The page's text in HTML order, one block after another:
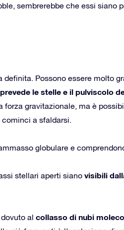
sembrerebbe che essi siano
Possono essere molto
le stelle e il pulviscolo
forza gravitazionale, ma è
cominci a sfaldarsi.
globulare e
stellari aperti siano visibili
al collasso di nubi